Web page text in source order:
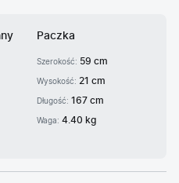
Paczka
Szerokość: 59 cm
Wysokość:21 cm
Długość:167 cm
Waga:4.40 kg